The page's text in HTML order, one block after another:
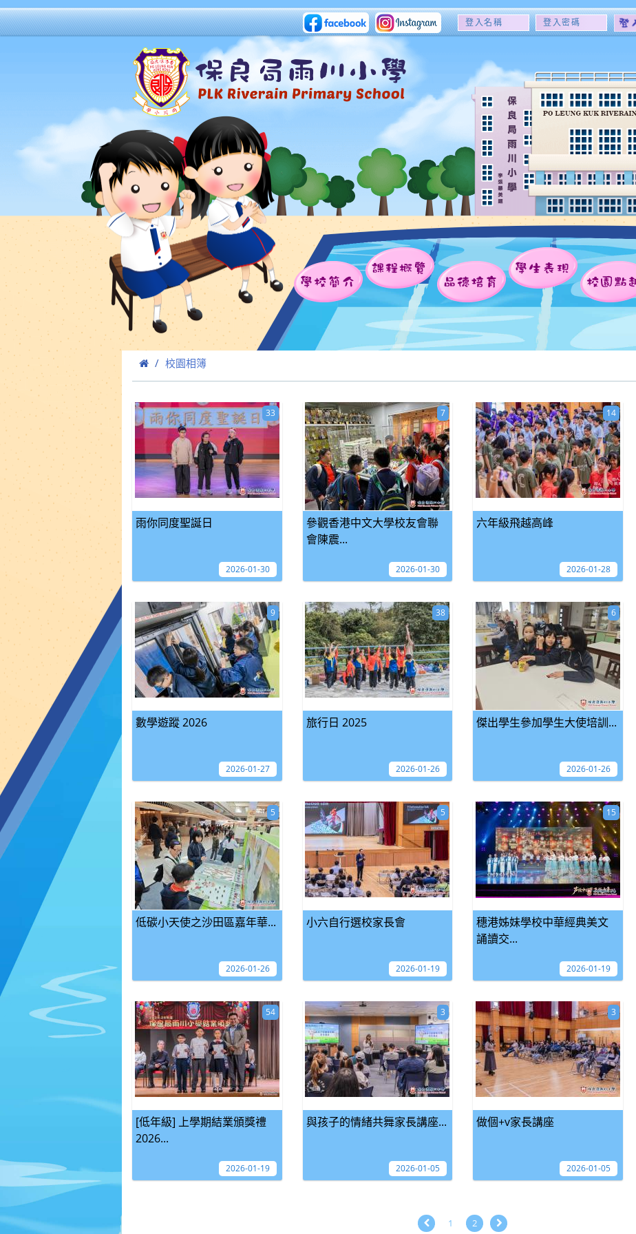
登
名
稱
登
密
碼
學校簡介
課程概覽
品德培育
學生表現
校園點趣
校園相簿
雨你同度聖誕日
33
2026-01-30
參觀香港中文大學校友會聯
會陳震...
7
2026-01-30
六年級飛越高峰
14
2026-01-28
數學遊蹤 2026
9
2026-01-27
旅行日 2025
38
2026-01-26
傑出學生參加學生大使培訓...
6
2026-01-26
低碳小天使之沙田區嘉年華...
5
2026-01-26
小六自行選校家長會
5
2026-01-19
穗港姊妹學校中華經典美文
誦讀交...
15
2026-01-19
[低年級] 上學期結業頒獎禮
2026...
54
2026-01-19
與孩子的情緒共舞家長講座...
3
2026-01-05
做個+v家長講座
3
2026-01-05
1 2